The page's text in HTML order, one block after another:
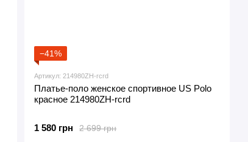
−41%
Артикул: 214980ZH-rcrd
Платье-поло женское спортивное US Polo
красное 214980ZH-rcrd
2 699 грн
1 580 грн